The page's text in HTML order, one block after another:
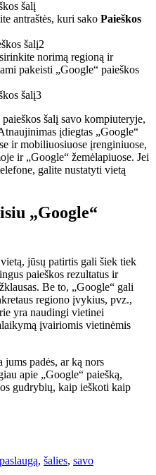
antraštės, kuri sako Paieškos
norimą regioną ir
pakeisti „Google“ paieškos
šalį savo kompiuteryje,
įdiegtas „Google“
ir mobiliuosiuose įrenginiuose,
ir „Google“ žemėlapiuose. Jei
galite nustatyti vietą
„Google“
jūsų patirtis gali šiek tiek
paieškos rezultatus ir
Be to, „Google“ gali
regiono įvykius, pvz.,
yra naudingi vietinei
įvairiomis vietinėmis
jums padės, ar ką nors
apie „Google“ paiešką,
gudrybių, kaip ieškoti kaip
paslaugą, šalies, savo